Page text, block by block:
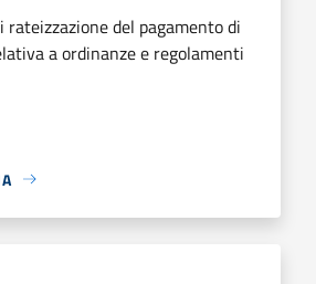
rateizzazione del pagamento di
a ordinanze e regolamenti